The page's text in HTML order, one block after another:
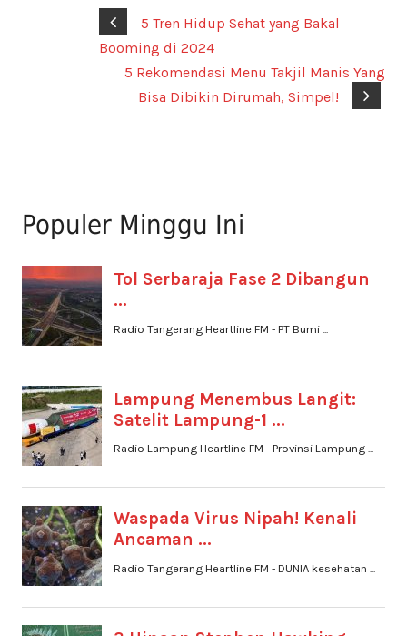
5 Tren Hidup Sehat yang Bakal
Booming di 2024
5 Rekomendasi Menu Takjil Manis Yang
Bisa Dibikin Dirumah, Simpel!
Populer Minggu Ini